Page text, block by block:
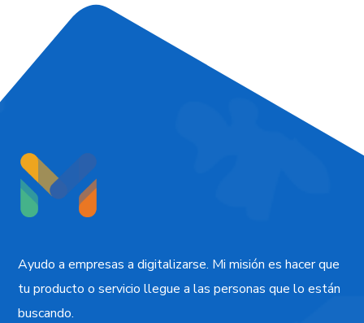
Ayudo a empresas a digitalizarse. Mi misión es hacer que
tu producto o servicio llegue a las personas que lo están
buscando.